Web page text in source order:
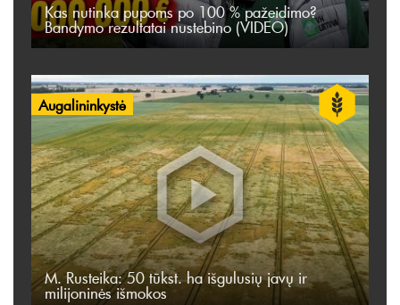
Kas nutinka pupoms po 100 % pažeidimo?
Bandymo rezultatai nustebino (VIDEO)
Augalininkystė
M. Rusteika: 50 tūkst. ha išgulusių javų ir
milijoninės išmokos